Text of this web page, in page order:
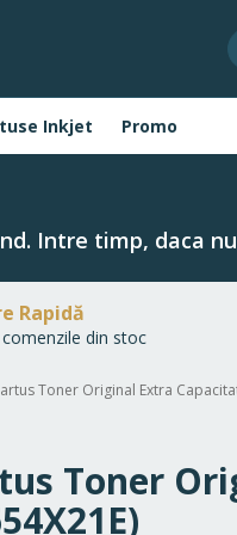
Inkjet Promo
Intre timp, daca
Rapidă
din stoc
Toner Original Extra
Toner